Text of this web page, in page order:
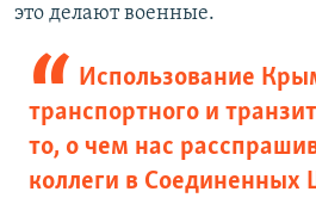
это делают военные.
Использование
транспортного и
то, о чем нас
коллеги в Соединенных